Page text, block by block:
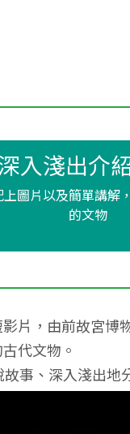
入淺出介
上圖片以及簡單講解
的文物
片，由前故宮
代文物。
事、深入淺出地